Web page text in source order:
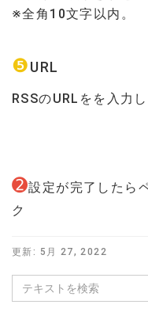
※全角10文字以内。
❺URL
RSSのURLをを入力し
➋設定が完了したら
ク
更新: 5月 27, 2022